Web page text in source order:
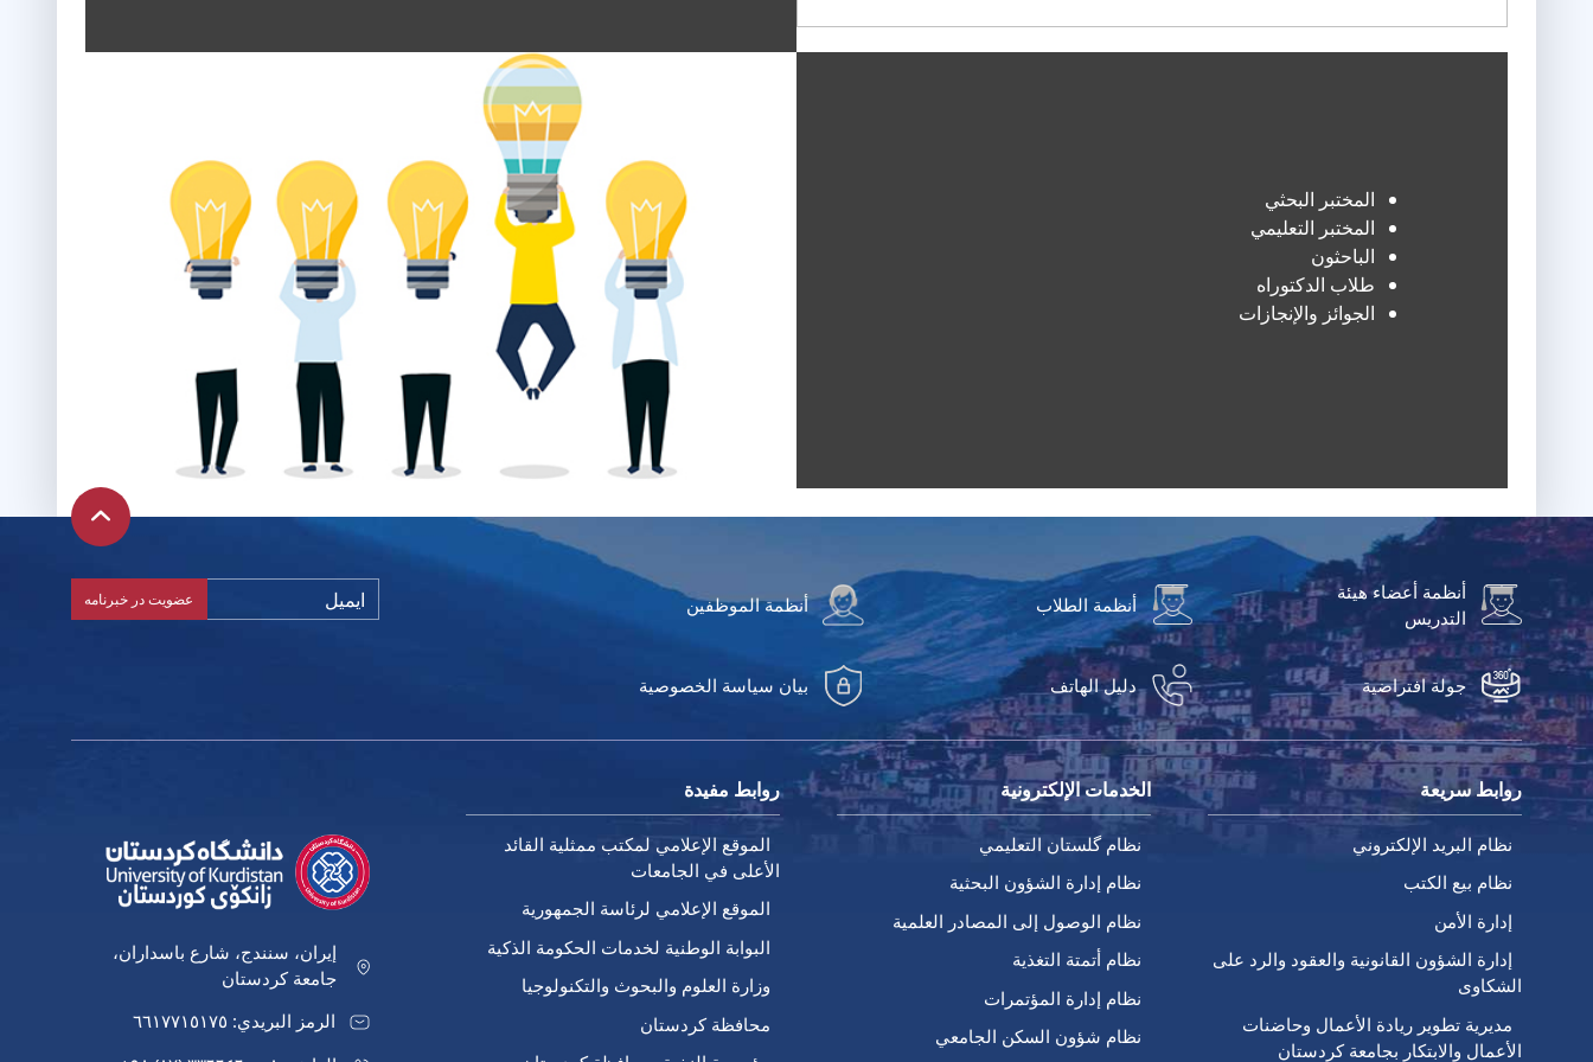
المختبر البحثي
المختبر التعليمي
الباحثون
طلاب الدكتوراه
الجوائز والإنجازات
أنظمة أعضاء هيئة
التدريس
أنظمة الطلاب أنظمة الموظفين
جولة افتراضية دليل الهاتف بيان سياسة الخصوصية
روابط سريعة
نظام البريد الإلكتروني
نظام بيع الكتب
إدارة الأمن
إدارة الشؤون القانونية والعقود والرد على
الشكاوى
مديرية تطوير ريادة الأعمال وحاضنات
الأعمال والابتكار بجامعة كردستان
الخدمات الإلكترونية
نظام گلستان التعليمي
نظام إدارة الشؤون البحثية
نظام الوصول إلى المصادر العلمية
نظام أتمتة التغذية
نظام إدارة المؤتمرات
نظام شؤون السكن الجامعي
روابط مفيدة
الموقع الإعلامي لمكتب ممثلية القائد
الأعلى في الجامعات
الموقع الإعلامي لرئاسة الجمهورية
البوابة الوطنية لخدمات الحكومة الذكية
وزارة العلوم والبحوث والتكنولوجيا
محافظة كردستان
إيران، سنندج، شارع باسداران،
جامعة كردستان
الرمز البريدي: ٦٦١٧٧١٥١٧٥